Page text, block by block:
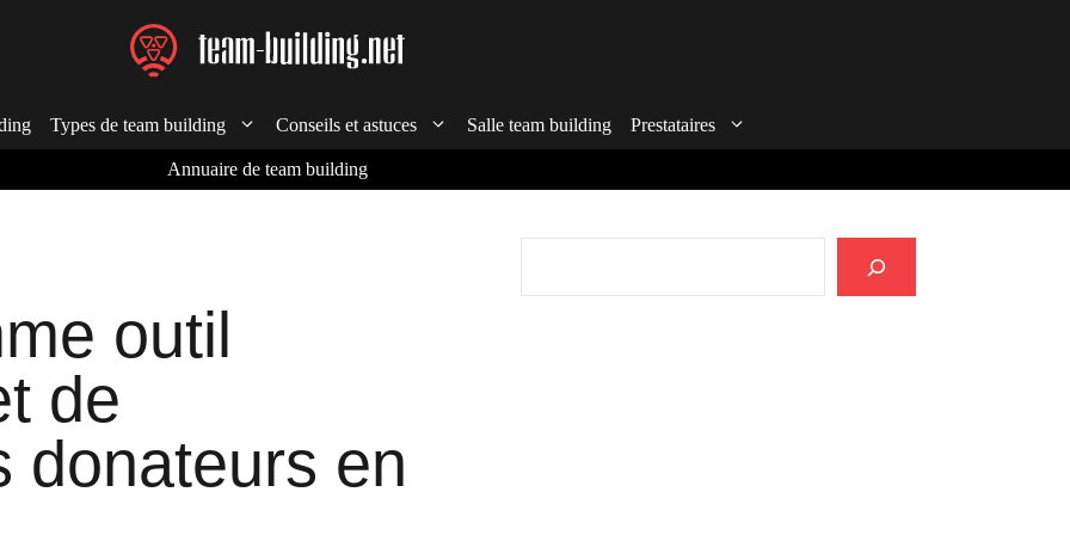
Types de team building Conseils et astuces Salle team building Prestataires
Annuaire de team building
outil
de
donateurs en